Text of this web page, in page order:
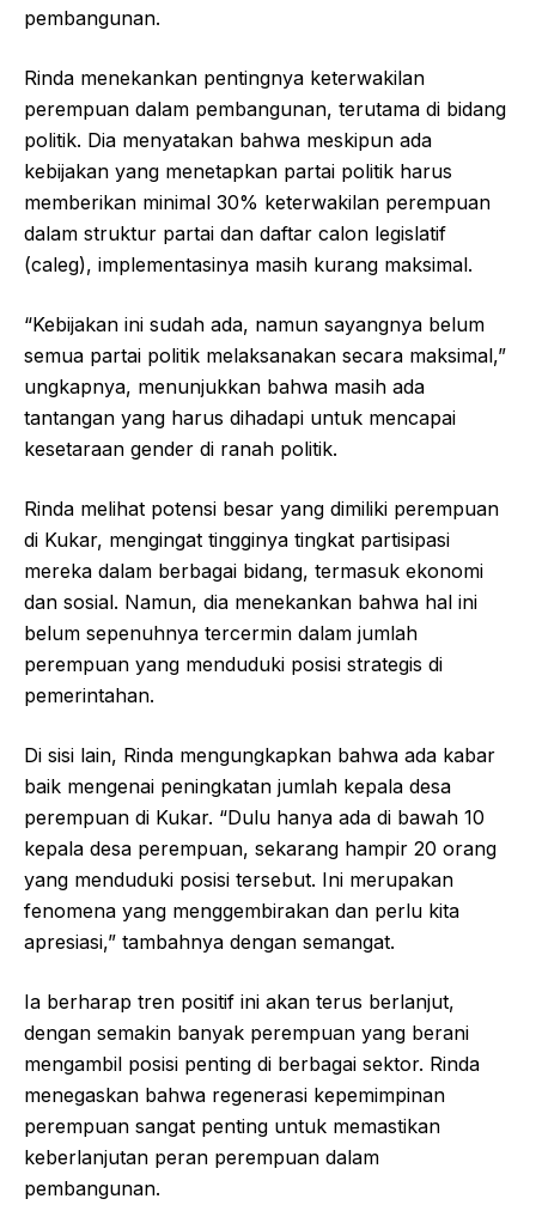
pembangunan.
Rinda menekankan pentingnya keterwakilan
perempuan dalam pembangunan, terutama di bidang
politik. Dia menyatakan bahwa meskipun ada
kebijakan yang menetapkan partai politik harus
memberikan minimal 30% keterwakilan perempuan
dalam struktur partai dan daftar calon legislatif
(caleg), implementasinya masih kurang maksimal.
“Kebijakan ini sudah ada, namun sayangnya belum
semua partai politik melaksanakan secara maksimal,”
ungkapnya, menunjukkan bahwa masih ada
tantangan yang harus dihadapi untuk mencapai
kesetaraan gender di ranah politik.
Rinda melihat potensi besar yang dimiliki perempuan
di Kukar, mengingat tingginya tingkat partisipasi
mereka dalam berbagai bidang, termasuk ekonomi
dan sosial. Namun, dia menekankan bahwa hal ini
belum sepenuhnya tercermin dalam jumlah
perempuan yang menduduki posisi strategis di
pemerintahan.
Di sisi lain, Rinda mengungkapkan bahwa ada kabar
baik mengenai peningkatan jumlah kepala desa
perempuan di Kukar. “Dulu hanya ada di bawah 10
kepala desa perempuan, sekarang hampir 20 orang
yang menduduki posisi tersebut. Ini merupakan
fenomena yang menggembirakan dan perlu kita
apresiasi,” tambahnya dengan semangat.
Ia berharap tren positif ini akan terus berlanjut,
dengan semakin banyak perempuan yang berani
mengambil posisi penting di berbagai sektor. Rinda
menegaskan bahwa regenerasi kepemimpinan
perempuan sangat penting untuk memastikan
keberlanjutan peran perempuan dalam
pembangunan.